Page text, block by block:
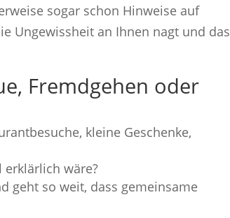
sogar schon Hinweise auf
Ungewissheit an Ihnen nagt und das
Fremdgehen oder
kleine Geschenke,
wäre?
geht so weit, dass gemeinsame